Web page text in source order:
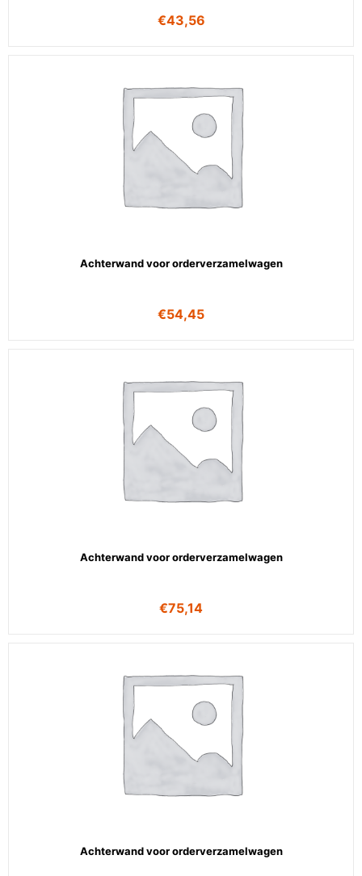
€43,56
Achterwand voor orderverzamelwagen
€54,45
Achterwand voor orderverzamelwagen
€75,14
Achterwand voor orderverzamelwagen